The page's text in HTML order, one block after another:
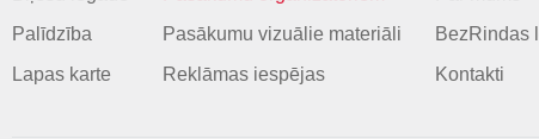
Palīdzība
Lapas karte
Pasākumu vizuālie materiāli
Reklāmas iespējas
BezRindas
Kontakti